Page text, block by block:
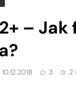
–
10.12.2018 3 2